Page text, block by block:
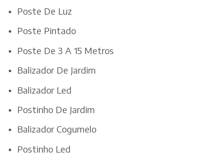
Poste De Luz
Poste Pintado
Poste De 3 A 15 Metros
Balizador De Jardim
Balizador Led
Postinho De Jardim
Balizador Cogumelo
Postinho Led